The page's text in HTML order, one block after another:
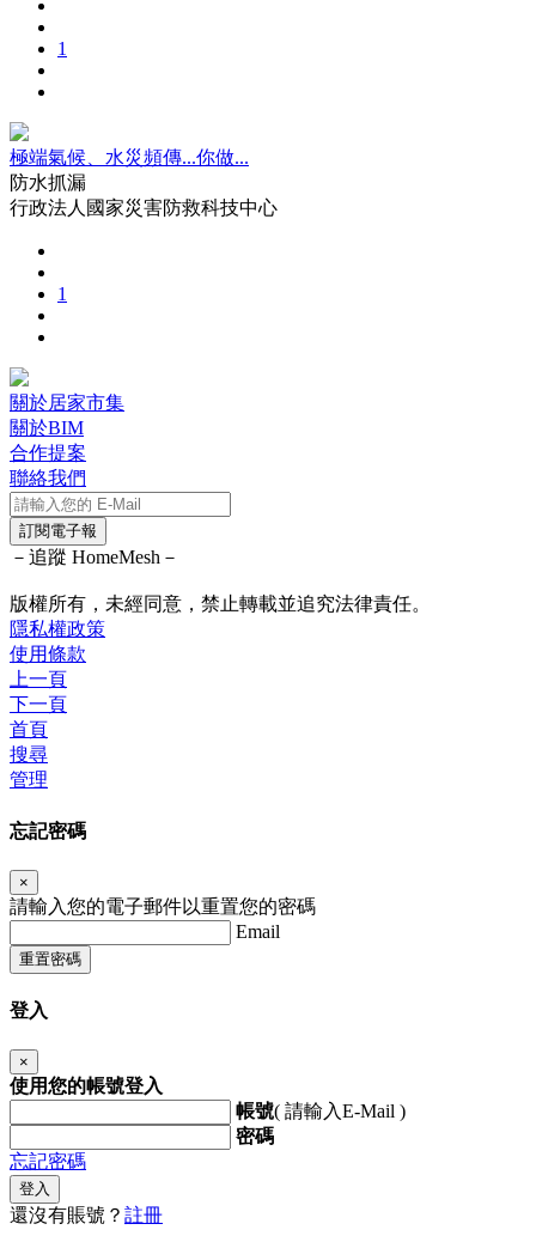
1
極端氣候、水災頻傳...你做...
防水抓漏
行政法人國家災害防救科技中心
1
關於居家市集
關於BIM
合作提案
聯絡我們
訂閱電子報
－追蹤 HomeMesh－
版權所有，未經同意，禁止轉載並追究法律責任。
隱私權政策
使用條款
上一頁
下一頁
首頁
搜尋
管理
忘記密碼
×
請輸入您的電子郵件以重置您的密碼
Email
重置密碼
登入
×
使用您的帳號登入
帳號( 請輸入E-Mail )
密碼
忘記密碼
登入
還沒有賬號？ 註冊